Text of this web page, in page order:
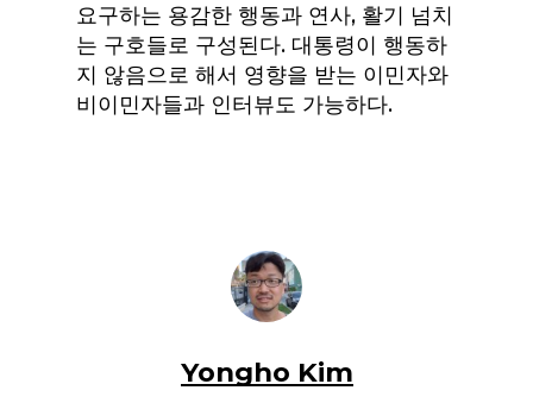
요구하는 용감한 행동과 연사, 활기 넘치
는 구호들로 구성된다. 대통령이 행동하
지 않음으로 해서 영향을 받는 이민자와
비이민자들과 인터뷰도 가능하다.
Yongho Kim